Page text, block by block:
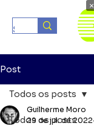
Post
Todos os posts
Todos os posts
Guilherme Moro
29 de jul. de 2022
×